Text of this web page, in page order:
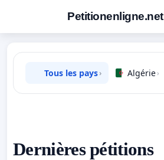
Petitionenligne.net
Tous les pays› Algérie›
Dernières pétitions